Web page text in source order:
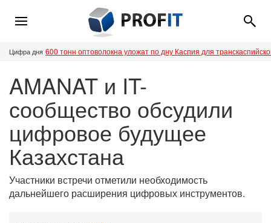
Цифра дня 600 тонн оптоволокна уложат по дну Каспия для
AMANAT и IT-
сообщество обсудили
цифровое будущее
Казахстана
Участники встречи отметили необходимость
дальнейшего расширения цифровых инструментов.